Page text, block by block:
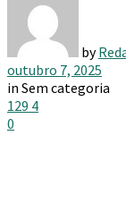
by
outubro 7, 2025
in Sem categoria
129 4
0